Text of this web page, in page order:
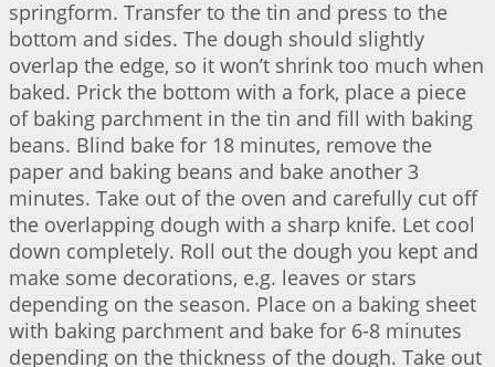
springform. Transfer to the tin and press to the
bottom and sides. The dough should slightly
overlap the edge, so it won’t shrink too much when
baked. Prick the bottom with a fork, place a piece
of baking parchment in the tin and fill with baking
beans. Blind bake for 18 minutes, remove the
paper and baking beans and bake another 3
minutes. Take out of the oven and carefully cut off
the overlapping dough with a sharp knife. Let cool
down completely. Roll out the dough you kept and
make some decorations, e.g. leaves or stars
depending on the season. Place on a baking sheet
with baking parchment and bake for 6-8 minutes
depending on the thickness of the dough. Take out